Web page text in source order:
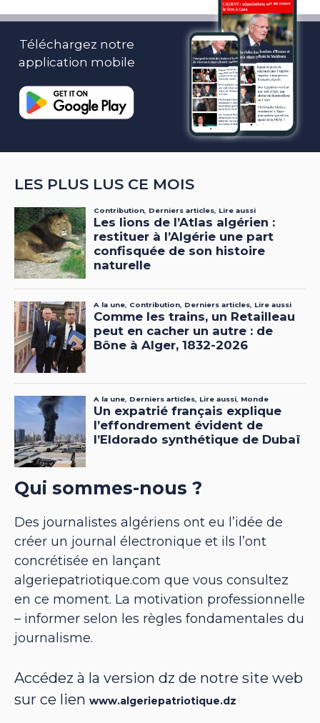
Téléchargez notre
application mobile
LES PLUS LUS CE MOIS
Qui sommes-nous ?
Des journalistes algériens ont eu l’idée de
créer un journal électronique et ils l’ont
concrétisée en lançant
algeriepatriotique.com que vous consultez
en ce moment. La motivation professionnelle
– informer selon les règles fondamentales du
journalisme.
Accédez à la version dz de notre site web
sur ce lien www.algeriepatriotique.dz